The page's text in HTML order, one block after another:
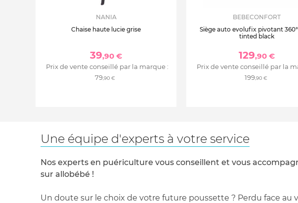
NANIA
Chaise haute lucie grise
39,90 €
Prix de vente conseillé par la marque :
79,90 €
BEBECONFORT
Siège auto evolufix pivotant
tinted black
129,90 €
Prix de vente conseillé par la
199,90 €
Une équipe d'experts à votre service
Nos experts en puériculture vous conseillent et vous
sur allobébé !
Un doute sur le choix de votre future poussette ? Perdu face au